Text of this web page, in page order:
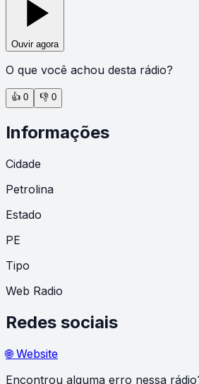
Ouvir agora
O que você achou desta rádio?
👍 0 👎 0
Informações
Cidade
Petrolina
Estado
PE
Tipo
Web Radio
Redes sociais
🌐 Website
Encontrou alguma erro nessa